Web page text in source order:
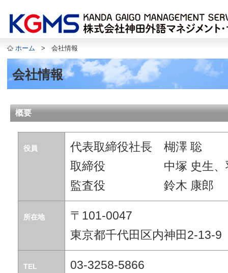
ホーム > 会社情報
会社情報
概要
役員
代表取締役社長 楜澤 聡
取締役 中塚 史生、羽
監査役 鈴木 康郎
所在地
〒101-0047
東京都千代田区内神田2-13-9
TEL 03-3258-5866